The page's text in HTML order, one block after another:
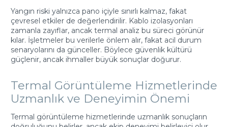
Yangın riski yalnızca pano içiyle sınırlı kalmaz, fakat
çevresel etkiler de değerlendirilir. Kablo izolasyonları
zamanla zayıflar, ancak termal analiz bu süreci görünür
kılar. İşletmeler bu verilerle önlem alır, fakat acil durum
senaryolarını da günceller. Böylece güvenlik kültürü
güçlenir, ancak ihmaller büyük sonuçlar doğurur.
Termal Görüntüleme Hizmetlerinde
Uzmanlık ve Deneyimin Önemi
Termal görüntüleme hizmetlerinde uzmanlık sonuçların